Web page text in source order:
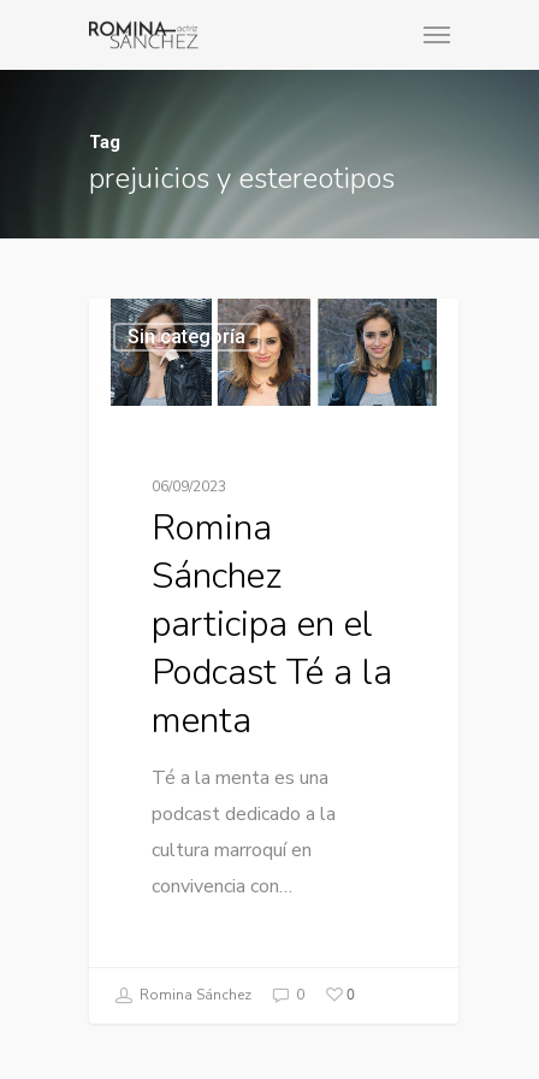
Tag
prejuicios y estereotipos
Sin categoría
06/09/2023
Romina
Sánchez
participa en el
Podcast Té a la
menta
Té a la menta es una
podcast dedicado a la
cultura marroquí en
convivencia con…
Romina Sánchez 0 0